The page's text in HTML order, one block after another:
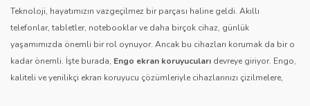
Teknoloji, hayatımızın vazgeçilmez bir parçası haline geldi. Akıllı
telefonlar, tabletler, notebooklar ve daha birçok cihaz, günlük
yaşamımızda önemli bir rol oynuyor. Ancak bu cihazları korumak da bir o
kadar önemli. İşte burada, Engo ekran koruyucuları devreye giriyor. Engo,
kaliteli ve yenilikçi ekran koruyucu çözümleriyle cihazlarınızı çizilmelere,